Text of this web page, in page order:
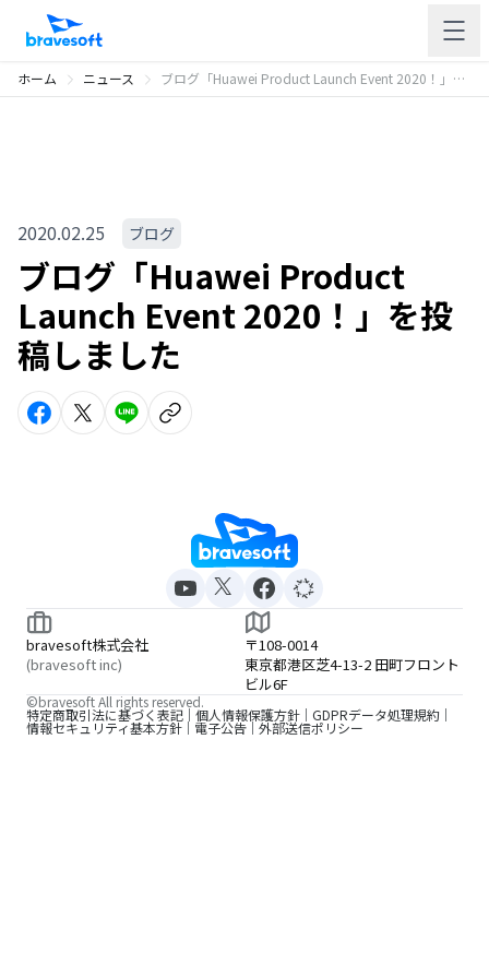
ホーム ニュース ブログ「Huawei Product Launch Event 2020！」を投稿しました
2020.02.25 ブログ
ブログ「Huawei Product
Launch Event 2020！」を投
稿しました
bravesoft株式会社
(bravesoft inc)
〒108-0014
東京都港区芝4-13-2 田町フロント
ビル6F
特定商取引法に基づく表記 個人情報保護方針 GDPRデータ処理規約
情報セキュリティ基本方針 電子公告 外部送信ポリシー
©bravesoft All rights reserved.